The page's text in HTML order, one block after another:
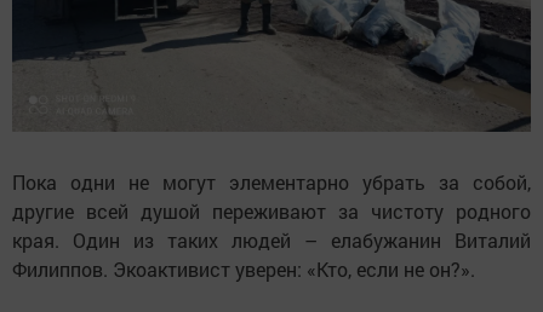
Пока одни не могут элементарно убрать за собой,
другие всей душой переживают за чистоту родного
края. Один из таких людей – елабужанин Виталий
Филиппов. Экоактивист уверен: «Кто, если не он?».